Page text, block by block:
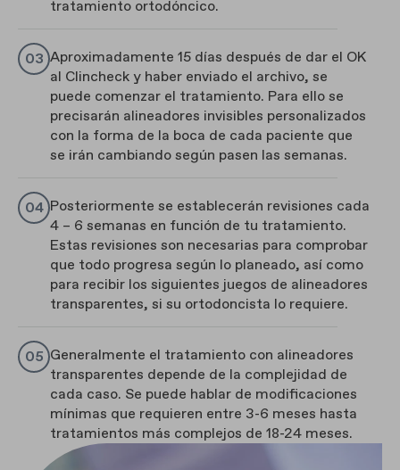
tratamiento ortodóncico.
Aproximadamente 15 días después de dar el OK
al Clincheck y haber enviado el archivo, se
puede comenzar el tratamiento. Para ello se
precisarán alineadores invisibles personalizados
con la forma de la boca de cada paciente que
se irán cambiando según pasen las semanas.
Posteriormente se establecerán revisiones cada
4 – 6 semanas en función de tu tratamiento.
Estas revisiones son necesarias para comprobar
que todo progresa según lo planeado, así como
para recibir los siguientes juegos de alineadores
transparentes, si su ortodoncista lo requiere.
Generalmente el tratamiento con alineadores
transparentes depende de la complejidad de
cada caso. Se puede hablar de modificaciones
mínimas que requieren entre 3-6 meses hasta
tratamientos más complejos de 18-24 meses.